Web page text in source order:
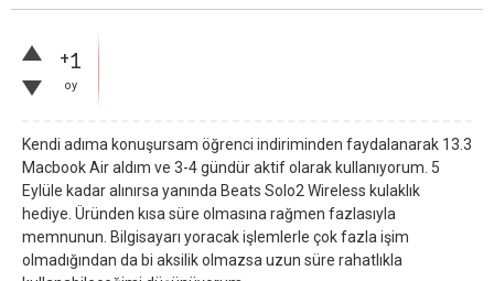
+1
oy
Kendi adıma konuşursam öğrenci indiriminden faydalanarak 13.3
Macbook Air aldım ve 3-4 gündür aktif olarak kullanıyorum. 5
Eylüle kadar alınırsa yanında Beats Solo2 Wireless kulaklık
hediye. Üründen kısa süre olmasına rağmen fazlasıyla
memnunun. Bilgisayarı yoracak işlemlerle çok fazla işim
olmadığından da bi aksilik olmazsa uzun süre rahatlıkla